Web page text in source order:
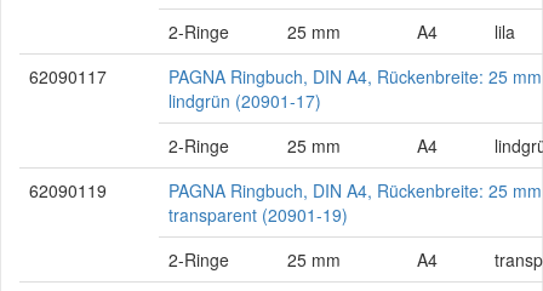
2-Ringe
25 mm A4
lila
62090117
PAGNA Ringbuch, DIN A4, Rückenbreite: 25
lindgrün (20901-17)
2-Ringe
25 mm A4
62090119
PAGNA Ringbuch, DIN A4, Rückenbreite: 25
transparent (20901-19)
2-Ringe
25 mm A4